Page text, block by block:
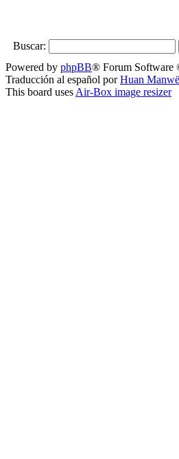
Buscar:
Powered by phpBB® Forum Software
Traducción al español porHuan Manwë
This board uses Air-Box image resizer